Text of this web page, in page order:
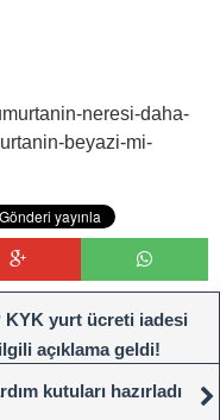
neresi-daha-
beyazi-mi-
yurt ücreti iadesi
açıklama geldi!
kutuları hazırladı